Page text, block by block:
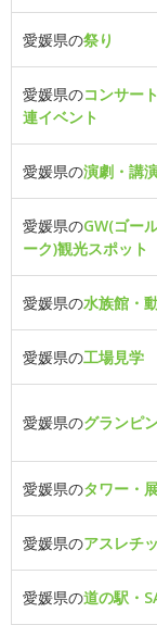
愛媛県の祭り
愛媛県のコンサー
連イベント
愛媛県の演劇・講
愛媛県のGW(ゴー
ーク)観光スポット
愛媛県の水族館・
愛媛県の工場見学
愛媛県のグランピ
愛媛県のタワー・
愛媛県のアスレチ
愛媛県の道の駅・